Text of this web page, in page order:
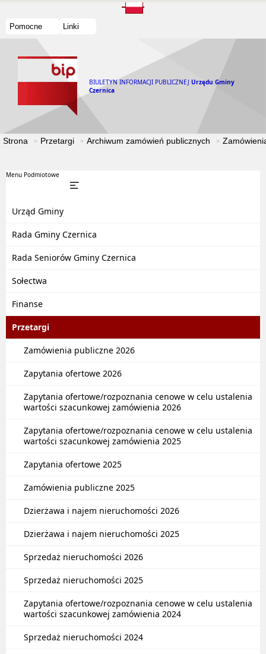
Pomocne Linki
BIULETYN INFORMACJI PUBLICZNEJ Urzędu Gminy
Czernica
Strona Przetargi Archiwum zamówień publicznych
Menu Podmiotowe
Urząd Gminy
Rada Gminy Czernica
Rada Seniorów Gminy Czernica
Sołectwa
Finanse
Przetargi
Zamówienia publiczne 2026
Zapytania ofertowe 2026
Zapytania ofertowe/rozpoznania cenowe w celu ustalenia
wartości szacunkowej zamówienia 2026
Zapytania ofertowe/rozpoznania cenowe w celu ustalenia
wartości szacunkowej zamówienia 2025
Zapytania ofertowe 2025
Zamówienia publiczne 2025
Dzierżawa i najem nieruchomości 2026
Dzierżawa i najem nieruchomości 2025
Sprzedaż nieruchomości 2026
Sprzedaż nieruchomości 2025
Zapytania ofertowe/rozpoznania cenowe w celu ustalenia
wartości szacunkowej zamówienia 2024
Sprzedaż nieruchomości 2024